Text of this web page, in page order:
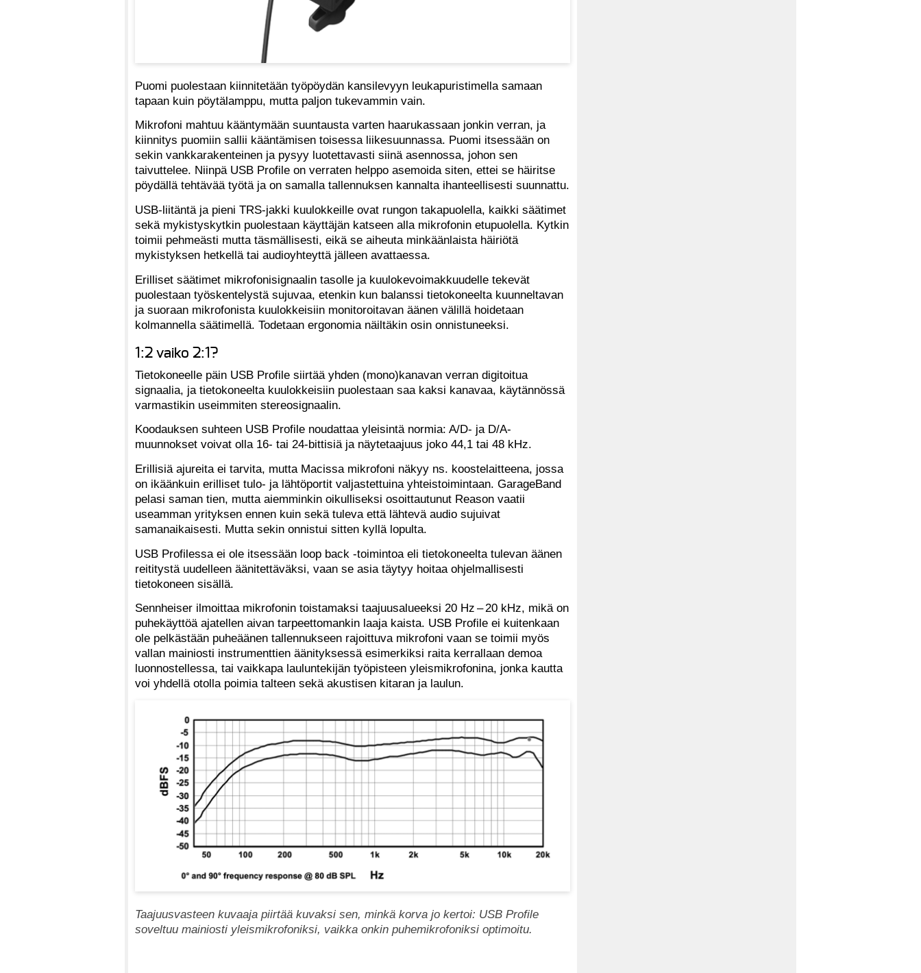
Puomi puolestaan kiinnitetään työpöydän kansilevyyn leukapuristimella samaan
tapaan kuin pöytälamppu, mutta paljon tukevammin vain.
Mikrofoni mahtuu kääntymään suuntausta varten haarukassaan jonkin verran, ja
kiinnitys puomiin sallii kääntämisen toisessa liikesuunnassa. Puomi itsessään on
sekin vankkarakenteinen ja pysyy luotettavasti siinä asennossa, johon sen
taivuttelee. Niinpä USB Profile on verraten helppo asemoida siten, ettei se häiritse
pöydällä tehtävää työtä ja on samalla tallennuksen kannalta ihanteellisesti suunnattu.
USB-liitäntä ja pieni TRS-jakki kuulokkeille ovat rungon takapuolella, kaikki säätimet
sekä mykistyskytkin puolestaan käyttäjän katseen alla mikrofonin etupuolella. Kytkin
toimii pehmeästi mutta täsmällisesti, eikä se aiheuta minkäänlaista häiriötä
mykistyksen hetkellä tai audioyhteyttä jälleen avattaessa.
Erilliset säätimet mikrofonisignaalin tasolle ja kuulokevoimakkuudelle tekevät
puolestaan työskentelystä sujuvaa, etenkin kun balanssi tietokoneelta kuunneltavan
ja suoraan mikrofonista kuulokkeisiin monitoroitavan äänen välillä hoidetaan
kolmannella säätimellä. Todetaan ergonomia näiltäkin osin onnistuneeksi.
1:2 vaiko 2:1?
Tietokoneelle päin USB Profile siirtää yhden (mono)kanavan verran digitoitua
signaalia, ja tietokoneelta kuulokkeisiin puolestaan saa kaksi kanavaa, käytännössä
varmastikin useimmiten stereosignaalin.
Koodauksen suhteen USB Profile noudattaa yleisintä normia: A/D- ja D/A-
muunnokset voivat olla 16- tai 24-bittisiä ja näytetaajuus joko 44,1 tai 48 kHz.
Erillisiä ajureita ei tarvita, mutta Macissa mikrofoni näkyy ns. koostelaitteena, jossa
on ikäänkuin erilliset tulo- ja lähtöportit valjastettuina yhteistoimintaan. GarageBand
pelasi saman tien, mutta aiemminkin oikulliseksi osoittautunut Reason vaatii
useamman yrityksen ennen kuin sekä tuleva että lähtevä audio sujuivat
samanaikaisesti. Mutta sekin onnistui sitten kyllä lopulta.
USB Profilessa ei ole itsessään loop back -toimintoa eli tietokoneelta tulevan äänen
reititystä uudelleen äänitettäväksi, vaan se asia täytyy hoitaa ohjelmallisesti
tietokoneen sisällä.
Sennheiser ilmoittaa mikrofonin toistamaksi taajuusalueeksi 20 Hz – 20 kHz, mikä on
puhekäyttöä ajatellen aivan tarpeettomankin laaja kaista. USB Profile ei kuitenkaan
ole pelkästään puheäänen tallennukseen rajoittuva mikrofoni vaan se toimii myös
vallan mainiosti instrumenttien äänityksessä esimerkiksi raita kerrallaan demoa
luonnostellessa, tai vaikkapa lauluntekijän työpisteen yleismikrofonina, jonka kautta
voi yhdellä otolla poimia talteen sekä akustisen kitaran ja laulun.
Taajuusvasteen kuvaaja piirtää kuvaksi sen, minkä korva jo kertoi: USB Profile
soveltuu mainiosti yleismikrofoniksi, vaikka onkin puhemikrofoniksi optimoitu.